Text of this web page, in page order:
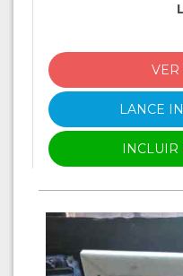
VER
LANCE
INCLUIR